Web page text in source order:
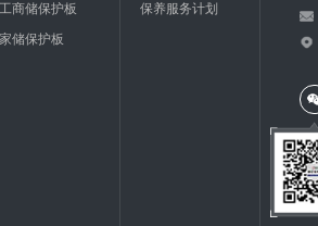
工商储保护板
家储保护板
保养服务计划